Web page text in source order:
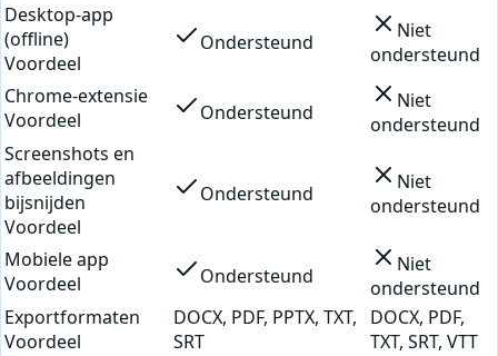
Desktop-app
(offline)
Voordeel
Ondersteund
Niet
ondersteund
Chrome-extensie
Voordeel
Ondersteund
Niet
ondersteund
Screenshots en
afbeeldingen
bijsnijden
Voordeel
Ondersteund
Niet
ondersteund
Mobiele app
Voordeel
Ondersteund
Niet
ondersteund
Exportformaten
Voordeel
DOCX, PDF, PPTX, TXT,
SRT
DOCX, PDF,
TXT, SRT, VTT